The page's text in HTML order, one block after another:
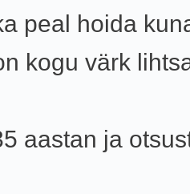
peal hoida
kogu värk
aastan ja